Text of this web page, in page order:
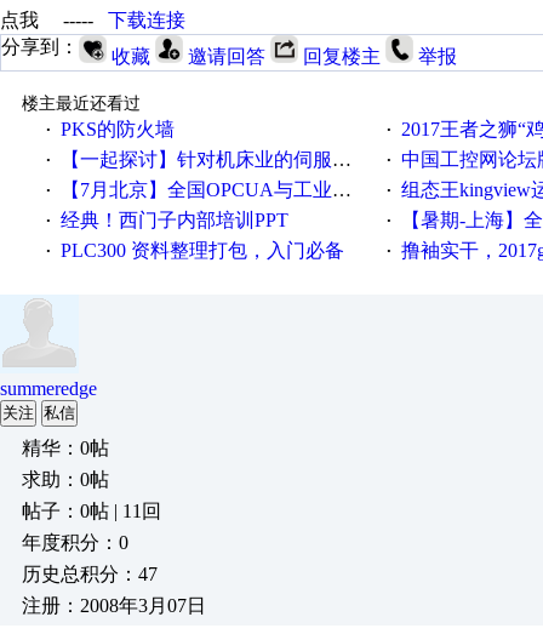
点我 ----- 下载连接
分享到：
收藏 邀请回答 回复楼主 举报
楼主最近还看过
· PKS的防火墙 · 2017王者之狮“鸡”情签到
· 【一起探讨】针对机床业的伺服系统发展，您的期望是什么？ · 中国工控网论坛版
· 【7月北京】全国OPCUA与工业互联技术培训班通知！ · 组态王kingview
· 经典！西门子内部培训PPT · 【暑期-上海】全国工业
· PLC300 资料整理打包，入门必备 · 撸袖实干，2017gongkong®第
summeredge
关注 私信
精华：0帖
求助：0帖
帖子：0帖 | 11回
年度积分：0
历史总积分：47
注册：2008年3月07日